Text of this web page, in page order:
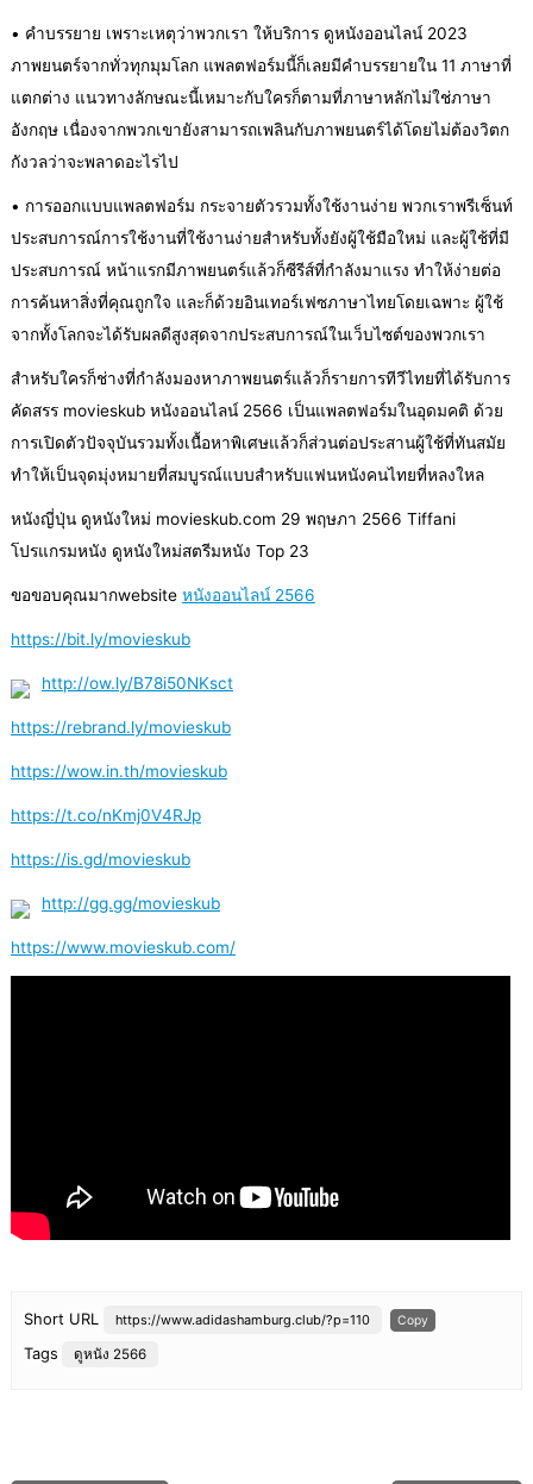
• คำบรรยาย เพราะเหตุว่าพวกเรา ให้บริการ ดูหนังออนไลน์ 2023
ภาพยนตร์จากทั่วทุกมุมโลก แพลตฟอร์มนี้ก็เลยมีคำบรรยายใน 11 ภาษาที่
แตกต่าง แนวทางลักษณะนี้เหมาะกับใครก็ตามที่ภาษาหลักไม่ใช่ภาษา
อังกฤษ เนื่องจากพวกเขายังสามารถเพลินกับภาพยนตร์ได้โดยไม่ต้องวิตก
กังวลว่าจะพลาดอะไรไป
• การออกแบบแพลตฟอร์ม กระจายตัวรวมทั้งใช้งานง่าย พวกเราพรีเซ็นท์
ประสบการณ์การใช้งานที่ใช้งานง่ายสำหรับทั้งยังผู้ใช้มือใหม่ และผู้ใช้ที่มี
ประสบการณ์ หน้าแรกมีภาพยนตร์แล้วก็ซีรีส์ที่กำลังมาแรง ทำให้ง่ายต่อ
การค้นหาสิ่งที่คุณถูกใจ และก็ด้วยอินเทอร์เฟซภาษาไทยโดยเฉพาะ ผู้ใช้
จากทั้งโลกจะได้รับผลดีสูงสุดจากประสบการณ์ในเว็บไซต์ของพวกเรา
สำหรับใครก็ช่างที่กำลังมองหาภาพยนตร์แล้วก็รายการทีวีไทยที่ได้รับการ
คัดสรร movieskub หนังออนไลน์ 2566 เป็นแพลตฟอร์มในอุดมคติ ด้วย
การเปิดตัวปัจจุบันรวมทั้งเนื้อหาพิเศษแล้วก็ส่วนต่อประสานผู้ใช้ที่ทันสมัย
ทำให้เป็นจุดมุ่งหมายที่สมบูรณ์แบบสำหรับแฟนหนังคนไทยที่หลงใหล
หนังญี่ปุ่น ดูหนังใหม่ movieskub.com 29 พฤษภา 2566 Tiffani
โปรแกรมหนัง ดูหนังใหม่สตรีมหนัง Top 23
ขอขอบคุณมากwebsite หนังออนไลน์ 2566
https://bit.ly/movieskub
http://ow.ly/B78i50NKsct
https://rebrand.ly/movieskub
https://wow.in.th/movieskub
https://t.co/nKmj0V4RJp
https://is.gd/movieskub
http://gg.gg/movieskub
https://www.movieskub.com/
Short URL https://www.adidashamburg.club/?p=110 Copy
Tags ดูหนัง 2566